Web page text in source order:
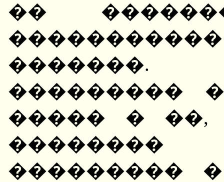
��
���������
����� � ��,
��������
���������